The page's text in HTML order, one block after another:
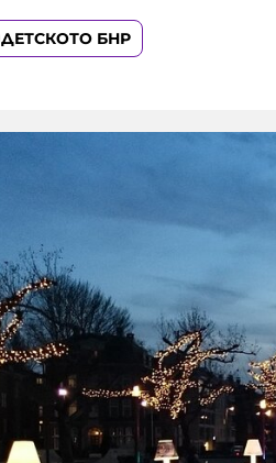
ДЕТСКОТО БНР